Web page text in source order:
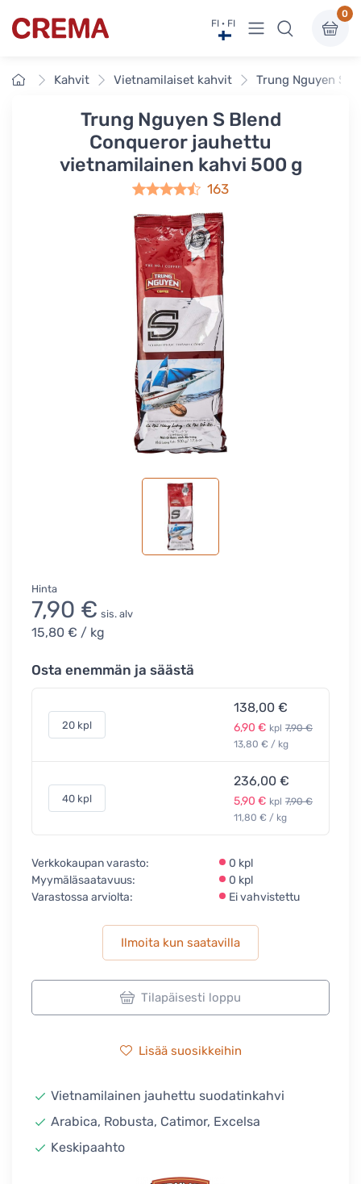
Crema FI · FI Näytä valikko
0
EtusivuKahvit Vietnamilaiset kahvit Trung Nguyen S
Trung Nguyen S Blend
Conqueror jauhettu
vietnamilainen kahvi 500 g
163
Hinta
7,90 € sis. alv
15,80 € / kg
Osta enemmän ja säästä
20 kpl
138,00 €
6,90 € kpl 7,90 €
13,80 € / kg
40 kpl
236,00 €
5,90 € kpl 7,90 €
11,80 € / kg
Verkkokaupan varasto:
0 kpl
Myymäläsaatavuus:
0 kpl
Varastossa arviolta:
Ei vahvistettu
Ilmoita kun saatavilla
Tilapäisesti loppu
Lisää suosikkeihin
Vietnamilainen jauhettu suodatinkahvi
Arabica, Robusta, Catimor, Excelsa
Keskipaahto